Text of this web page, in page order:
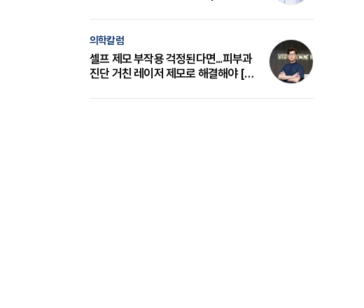
의학칼럼
셀프 제모 부작용 걱정된다면...피부과
진단 거친 레이저 제모로 해결해야 [변